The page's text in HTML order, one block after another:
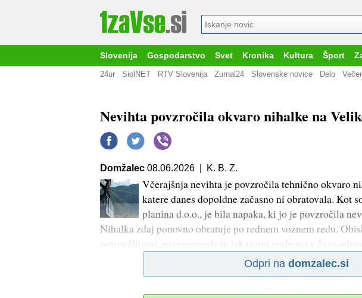
Slovenija Gospodarstvo Svet Kronika Kultura Šport
24ur SiolNET RTV Slovenija Zurnal24 Slovenske novice Delo Večer
Nevihta povzročila okvaro nihalke na
Domžalec 08.06.2026 | K. B. Z.
Včerajšnja nevihta je povzročila tehnično okvaro
katere danes dopoldne začasno ni obratovala. Kot
planina d.o.o., je bila napaka, ki jo je povzročila
Nihalka zdaj ponovno obratuje po rednem voznem redu.
potrpežljivost, razumevanje in izkazano podporo v času
Odpri na domzalec.si